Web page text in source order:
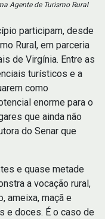
Agente de Turismo Rural
participam, desde
Rural, em parceria
de Virgínia. Entre as
turísticos e a
como
enorme para o
que ainda não
do Senar que
e quase metade
a vocação rural,
ameixa, maçã e
e doces. É o caso de